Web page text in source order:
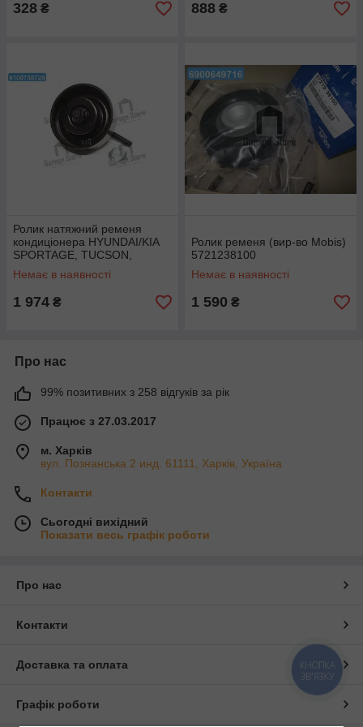
328 ₴ 888 ₴
Ролик натяжний ременя
кондиціонера HYUNDAI/KIA
SPORTAGE, TUCSON,
CARENS (вир-во Mobis)
231292D520
Немає в наявності
1 974 ₴
Ролик ременя (вир-во Mobis)
5721238100
Немає в наявності
1 590 ₴
Про нас
99% позитивних з 258 відгуків за рік
Працює з 27.03.2017
м. Харків
вул. Познанська 2 инд. 61111, Харків, Україна
Контакти
Сьогодні вихідний
Показати весь графік роботи
Про нас
Контакти
Доставка та оплата
Графік роботи
КНОПКА
ЗВ'ЯЗКУ